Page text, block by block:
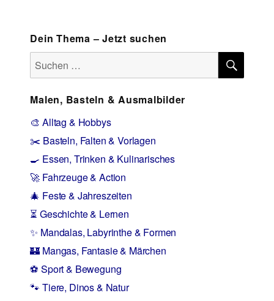
Dein Thema – Jetzt suchen
Suchen
nach:
Malen, Basteln & Ausmalbilder
🎨 Alltag & Hobbys
✂️ Basteln, Falten & Vorlagen
🍳 Essen, Trinken & Kulinarisches
🚀 Fahrzeuge & Action
🎄 Feste & Jahreszeiten
⏳ Geschichte & Lernen
✨ Mandalas, Labyrinthe & Formen
🏰 Mangas, Fantasie & Märchen
⚽ Sport & Bewegung
🐾 Tiere, Dinos & Natur